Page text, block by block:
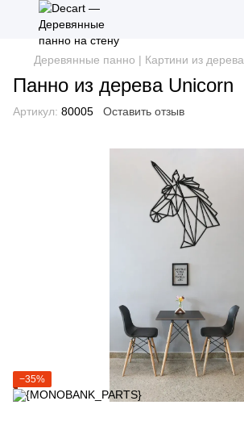
Деревянные панно | Картини из дерева
Панно из дерева Unicorn
Артикул: 80005 Оставить отзыв
−35%